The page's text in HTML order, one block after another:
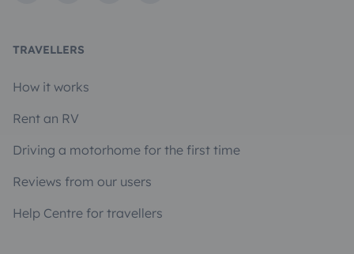
TRAVELLERS
How it works
Rent an RV
Driving a motorhome for the first time
Reviews from our users
Help Centre for travellers